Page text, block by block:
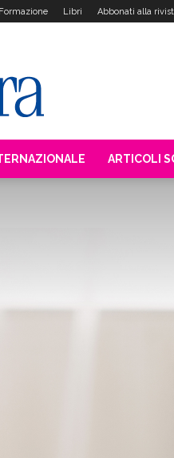
Libri Abbonati alla
ARTICOLI